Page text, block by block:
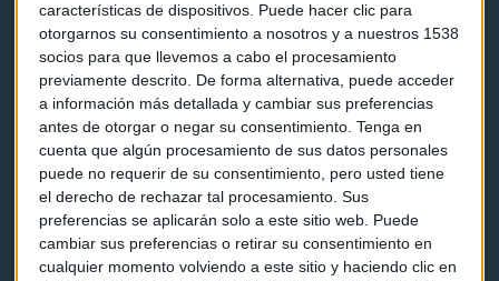
características de dispositivos. Puede hacer clic para
otorgarnos su consentimiento a nosotros y a nuestros 1538
socios para que llevemos a cabo el procesamiento
previamente descrito. De forma alternativa, puede acceder
a información más detallada y cambiar sus preferencias
antes de otorgar o negar su consentimiento. Tenga en
cuenta que algún procesamiento de sus datos personales
puede no requerir de su consentimiento, pero usted tiene
el derecho de rechazar tal procesamiento. Sus
preferencias se aplicarán solo a este sitio web. Puede
cambiar sus preferencias o retirar su consentimiento en
cualquier momento volviendo a este sitio y haciendo clic en
Noticias
Eventos
Consultorios
Programas y podcasts
Contacto & Legal